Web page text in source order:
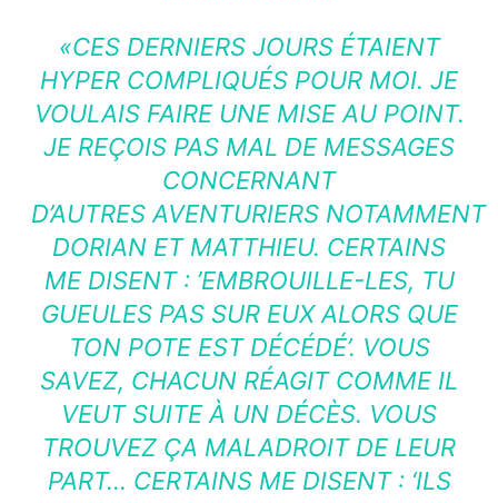
«CES DERNIERS JOURS ÉTAIENT
HYPER COMPLIQUÉS POUR MOI. JE
VOULAIS FAIRE UNE MISE AU POINT.
JE REÇOIS PAS MAL DE MESSAGES
CONCERNANT
D’AUTRES AVENTURIERSNOTAMMENT
DORIAN ET MATTHIEU. CERTAINS
ME DISENT : ’EMBROUILLE-LES, TU
GUEULES PAS SUR EUX ALORS QUE
TON POTE EST DÉCÉDÉ’. VOUS
SAVEZ, CHACUN RÉAGIT COMME IL
VEUT SUITE À UN DÉCÈS. VOUS
TROUVEZ ÇA MALADROIT DE LEUR
PART… CERTAINS ME DISENT : ‘ILS